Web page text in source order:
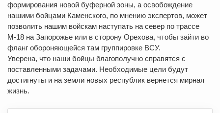
формирования новой буферной зоны, а освобождение
нашими бойцами Каменского, по мнению экспертов, может
позволить нашим войскам наступать на север по трассе
М-18 на Запорожье или в сторону Орехова, чтобы зайти во
фланг обороняющейся там группировке ВСУ.
Уверена, что наши бойцы благополучно справятся с
поставленными задачами. Необходимые цели будут
достигнуты и на земли новых республик вернется мирная
жизнь.